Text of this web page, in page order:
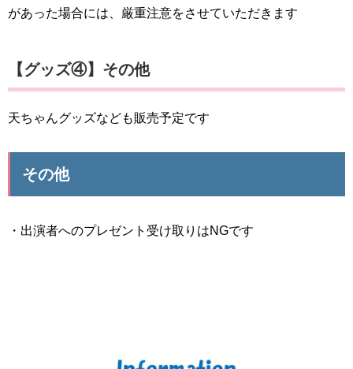
があった場合には、厳重注意をさせていただきます
【グッズ④】その他
天ちゃんグッズなども販売予定です
その他
・出演者へのプレゼント受け取りはNGです